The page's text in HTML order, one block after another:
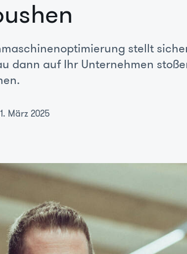
stellt
dann auf Ihr Unternehmen
März 2025